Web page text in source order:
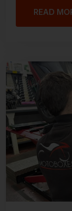
READ